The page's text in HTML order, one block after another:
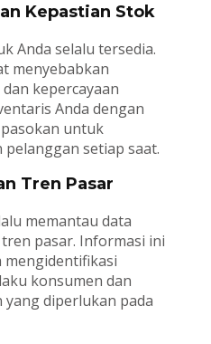
Kepastian Stok
Anda selalu tersedia.
menyebabkan
kepercayaan
Anda dengan
untuk
setiap saat.
Tren Pasar
memantau data
pasar. Informasi ini
mengidentifikasi
konsumen dan
yang diperlukan pada